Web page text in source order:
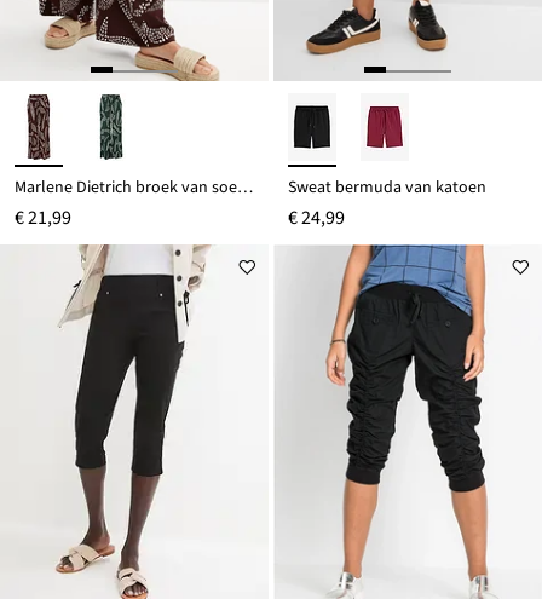
Marlene Dietrich broek van soepele viscose
€ 21,99
Sweat bermuda van katoen
€ 24,99